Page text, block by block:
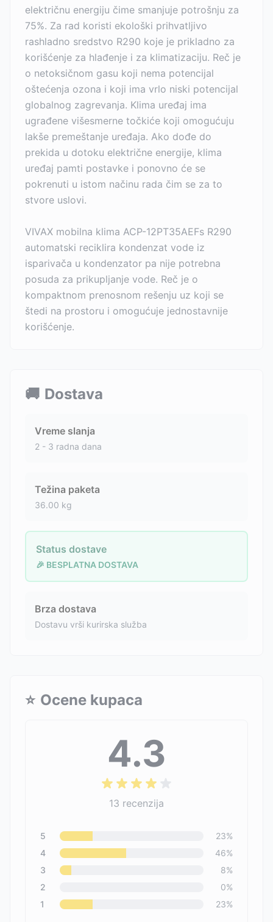
električnu energiju čime smanjuje potrošnju za
75%. Za rad koristi ekološki prihvatljivo
rashladno sredstvo R290 koje je prikladno za
korišćenje za hlađenje i za klimatizaciju. Reč je
o netoksičnom gasu koji nema potencijal
oštećenja ozona i koji ima vrlo niski potencijal
globalnog zagrevanja. Klima uređaj ima
ugrađene višesmerne točkiće koji omogućuju
lakše premeštanje uređaja. Ako dođe do
prekida u dotoku električne energije, klima
uređaj pamti postavke i ponovno će se
pokrenuti u istom načinu rada čim se za to
stvore uslovi.
VIVAX mobilna klima ACP-12PT35AEFs R290
automatski reciklira kondenzat vode iz
isparivača u kondenzator pa nije potrebna
posuda za prikupljanje vode. Reč je o
kompaktnom prenosnom rešenju uz koji se
štedi na prostoru i omogućuje jednostavnije
korišćenje.
🚚 Dostava
Vreme slanja
2 - 3 radna dana
Težina paketa
36.00 kg
Status dostave
🎉 BESPLATNA DOSTAVA
Brza dostava
Dostavu vrši kurirska služba
⭐ Ocene kupaca
4.3
13 recenzija
5 23%
4
46%
3
8%
2
0%
1
23%